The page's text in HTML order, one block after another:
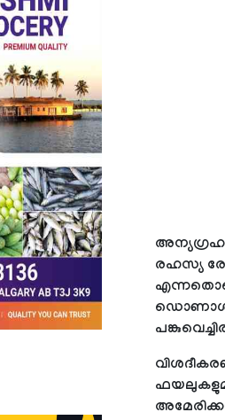
അന്യഗ്രഹ
രഹസ്യ
ഡൊണാള്‍ഡ്